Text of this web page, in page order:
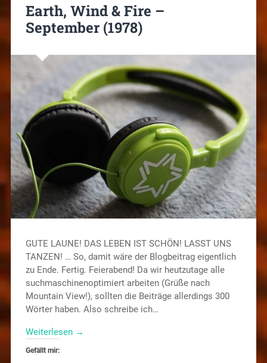
Earth, Wind & Fire –
September (1978)
GUTE LAUNE! DAS LEBEN IST SCHÖN! LASST UNS
TANZEN! … So, damit wäre der Blogbeitrag eigentlich
zu Ende. Fertig. Feierabend! Da wir heutzutage alle
suchmaschinenoptimiert arbeiten (Grüße nach
Mountain View!), sollten die Beiträge allerdings 300
Wörter haben. Also schreibe ich…
Weiterlesen →
Gefällt mir: